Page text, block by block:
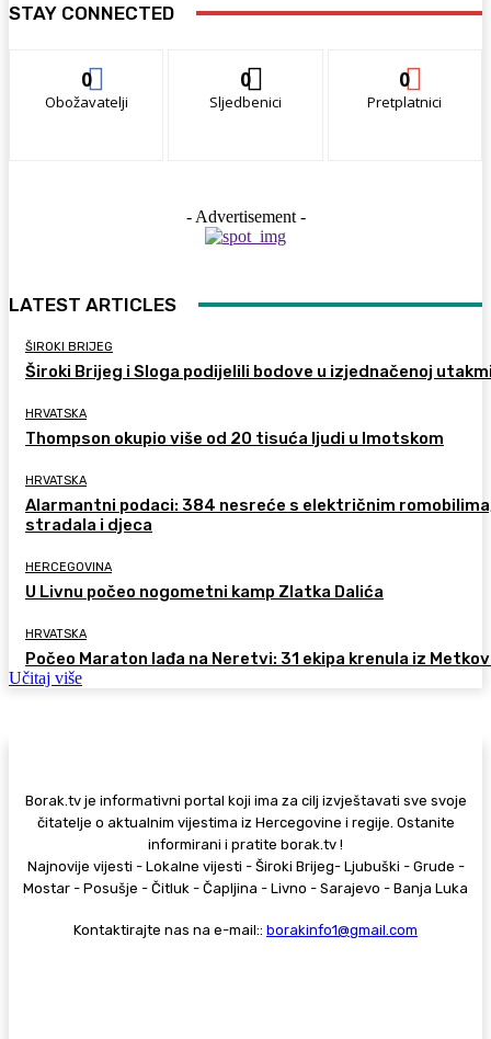
STAY CONNECTED
0
Obožavatelji
0
Sljedbenici
0
Pretplatnici
- Advertisement -
LATEST ARTICLES
ŠIROKI BRIJEG
Široki Brijeg i Sloga podijelili bodove u izjednačenoj
HRVATSKA
Thompson okupio više od 20 tisuća ljudi u Imotskom
HRVATSKA
Alarmantni podaci: 384 nesreće s električnim
stradala i djeca
HERCEGOVINA
U Livnu počeo nogometni kamp Zlatka Dalića
HRVATSKA
Počeo Maraton lađa na Neretvi: 31 ekipa krenula iz
Učitaj više
Borak.tv je informativni portal koji ima za cilj izvještavati sve svoje
čitatelje o aktualnim vijestima iz Hercegovine i regije. Ostanite
informirani i pratite borak.tv !
Najnovije vijesti - Lokalne vijesti - Široki Brijeg- Ljubuški - Grude -
Mostar - Posušje - Čitluk - Čapljina - Livno - Sarajevo - Banja Luka
Kontaktirajte nas na e-mail:: borakinfo1@gmail.com